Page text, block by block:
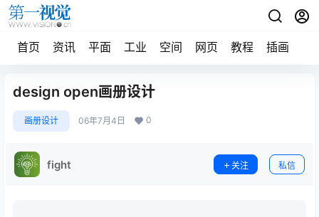
首页 资讯 平面 工业 空间 网页 教程 插画
design open画册设计
画册设计 06年7月4日 0
fight 关注 私信